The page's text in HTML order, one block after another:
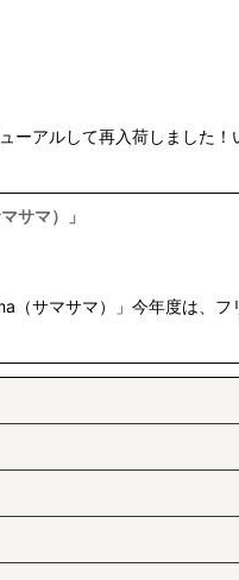
絞り込
ーアルして再入荷しました
サマ）」
サマサマ）」今年度は、